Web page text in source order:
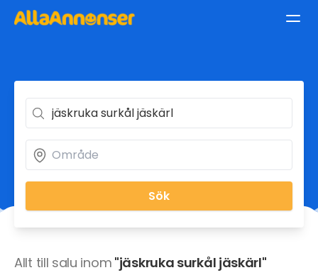
Sök
Allt till salu inom "jäskruka surkål jäskärl"